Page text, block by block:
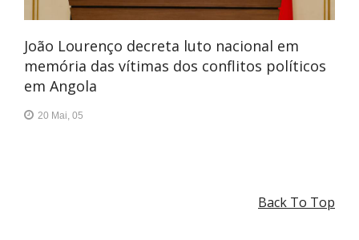
João Lourenço decreta luto nacional em
memória das vítimas dos conflitos políticos
em Angola
20 Mai, 05
Back To Top